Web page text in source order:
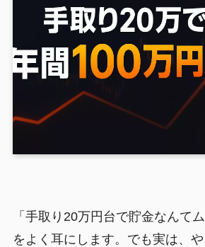
「手取り20万円台で貯金なんて
をよく耳にします。でも実は、